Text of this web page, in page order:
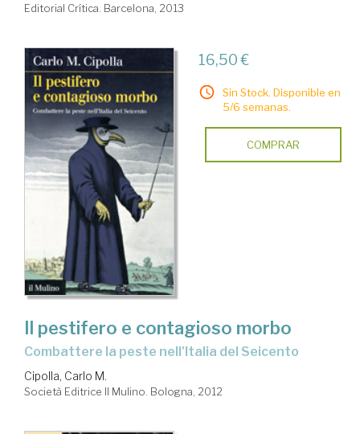
Editorial Crítica. Barcelona, 2013
16,50 €
Sin Stock. Disponible en
5/6 semanas.
COMPRAR
Il pestifero e contagioso morbo
combattere la peste nell'Italia del Seicento
Cipolla, Carlo M.
Società Editrice Il Mulino. Bologna, 2012